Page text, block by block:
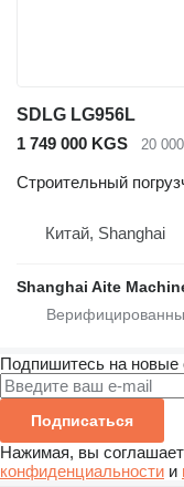
SDLG LG956L
1 749 000 KGS
20
Строительный
Китай, Shanghai
Shanghai Aite
Подпишитесь на новые
Подписаться
Нажимая, вы
конфиденциальности и